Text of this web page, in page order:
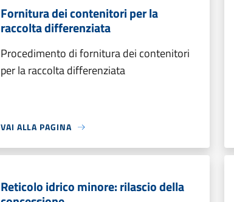
Fornitura dei contenitori per la
raccolta differenziata
Procedimento di fornitura dei contenitori
per la raccolta differenziata
VAI ALLA PAGINA
Reticolo idrico minore: rilascio della